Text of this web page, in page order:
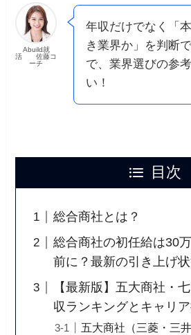
Abuild就
活 佐藤コ
ーチ
年収だけでなく「
き業界か」を判断
で、業界選びの参
い！
目次
総合商社とは？
総合商社の初任給は30
前に？最新の引き上げ
【最新版】五大商社・
収ランキングとキャリ
五大商社（三菱・三